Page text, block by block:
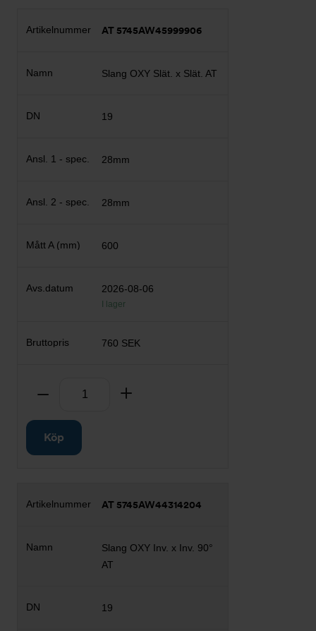
AT 5745AW45999906
Slang OXY Slät. x Slät. AT
19
28mm
28mm
600
2026-08-06
I lager
760 SEK
Ta bort
Köp
AT 5745AW44314204
Slang OXY Inv. x Inv. 90°
AT
19